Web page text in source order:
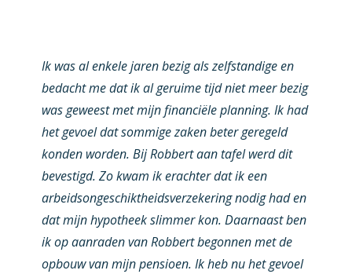
Ik was al enkele jaren bezig als zelfstandige en
bedacht me dat ik al geruime tijd niet meer bezig
was geweest met mijn financiële planning. Ik had
het gevoel dat sommige zaken beter geregeld
konden worden. Bij Robbert aan tafel werd dit
bevestigd. Zo kwam ik erachter dat ik een
arbeidsongeschiktheidsverzekering nodig had en
dat mijn hypotheek slimmer kon. Daarnaast ben
ik op aanraden van Robbert begonnen met de
opbouw van mijn pensioen. Ik heb nu het gevoel